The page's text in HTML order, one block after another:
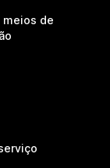
meios de